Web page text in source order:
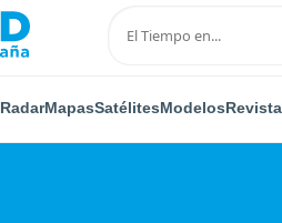
RadarMapasSatélitesModelosRevista